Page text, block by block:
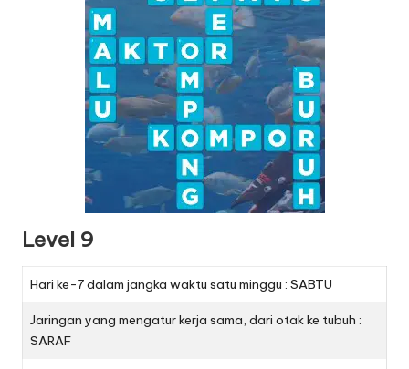
Level 9
Hari ke-7 dalam jangka waktu satu minggu : SABTU
Jaringan yang mengatur kerja sama, dari otak ke tubuh :
SARAF